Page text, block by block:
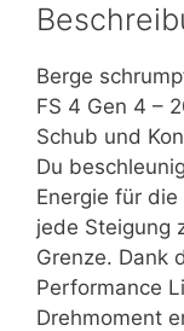
Berge
FS 4 Gen 4 –
Schub und
Du
Energie für
jede Steigung
Grenze. Dank
Performance
Drehmoment